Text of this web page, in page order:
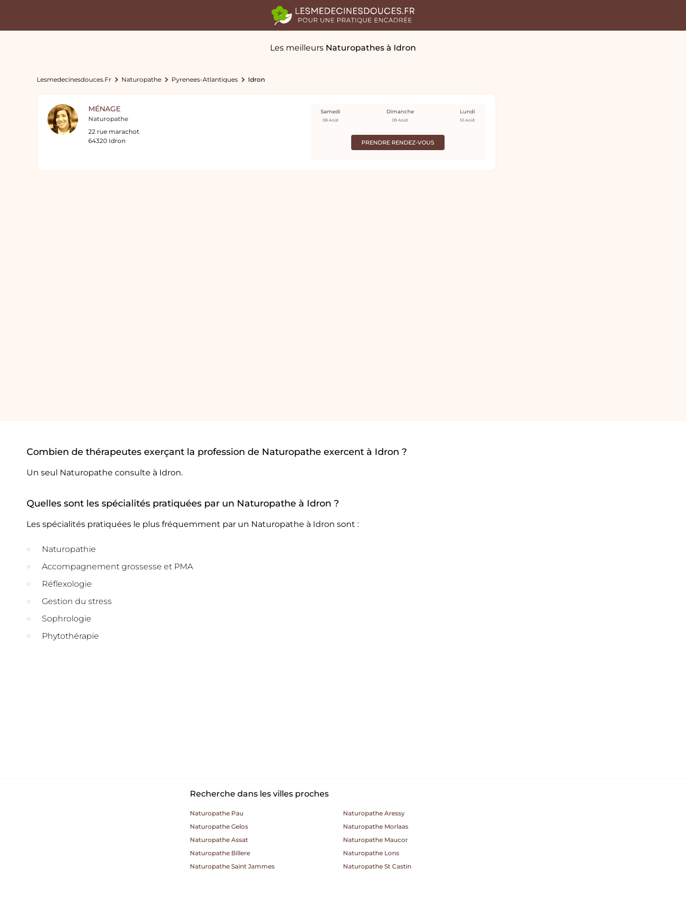
Les meilleurs Naturopathes à Idron
Lesmedecinesdouces.fr Naturopathe Pyrenees-Atlantiques Idron
MÉNAGE
Naturopathe
22 rue marachot
64320 Idron
PRENDRE RENDEZ-VOUS
Samedi
08 Août
Dimanche
09 Août
Lundi
10 Août
Combien de thérapeutes exerçant la profession de Naturopathe exercent à Idron ?
Un seul Naturopathe consulte à Idron.
Quelles sont les spécialités pratiquées par un Naturopathe à Idron ?
Les spécialités pratiquées le plus fréquemment par un Naturopathe à Idron sont :
Naturopathie
Accompagnement grossesse et PMA
Réflexologie
Gestion du stress
Sophrologie
Phytothérapie
Recherche dans les villes proches
Naturopathe Pau
Naturopathe Aressy
Naturopathe Gelos
Naturopathe Morlaas
Naturopathe Assat
Naturopathe Maucor
Naturopathe Billere
Naturopathe Lons
Naturopathe Saint Jammes
Naturopathe St Castin